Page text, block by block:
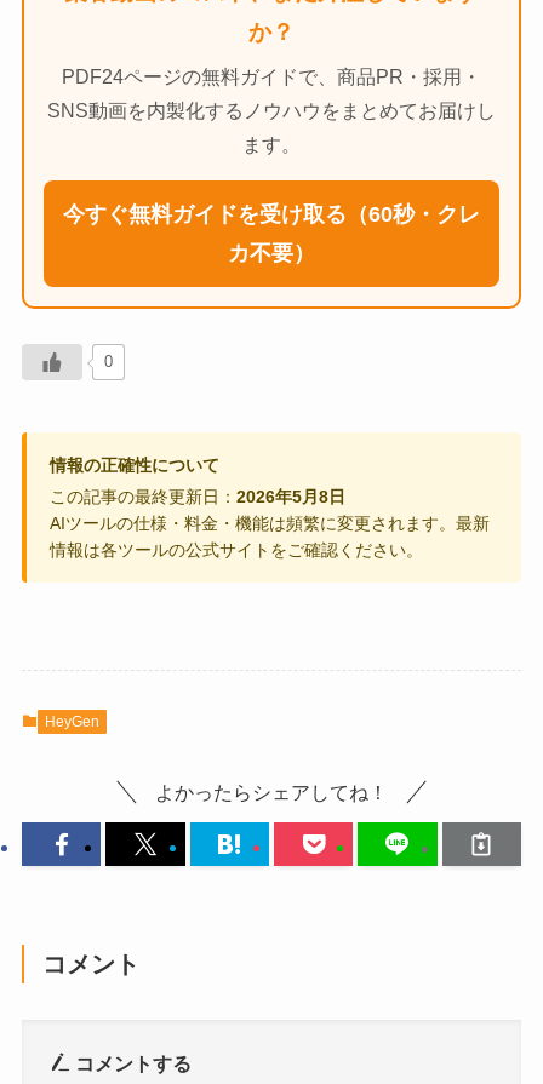
か？
PDF24ページの無料ガイドで、商品PR・採用・
SNS動画を内製化するノウハウをまとめてお届けし
ます。
今すぐ無料ガイドを受け取る（60秒・クレ
カ不要）
0
情報の正確性について
この記事の最終更新日：2026年5月8日
AIツールの仕様・料金・機能は頻繁に変更されます。最新
情報は各ツールの公式サイトをご確認ください。
HeyGen
よかったらシェアしてね！
コメント
コメントする